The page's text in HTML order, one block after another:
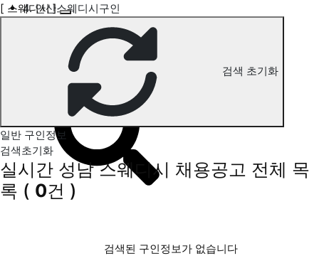
4. 안산스웨디시구인
성남 스웨디시 구인정보
[ 스웨디시 ]
검색 초기화
일반 구인정보
검색초기화
실시간 성남 스웨디시 채용공고 전체 목
록 ( 0건 )
검색된 구인정보가 없습니다